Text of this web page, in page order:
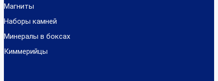
Магниты
Наборы камней
Минералы в боксах
Киммерийцы